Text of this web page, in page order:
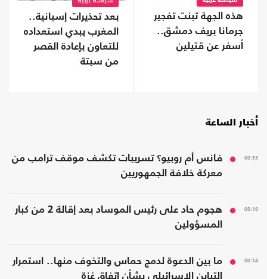
هذه الجهة تبنت تفجير
جرمانا بريف دمشق..
أسفر عن قتيلين
بعد تحذيرات إسبانية..
المغرب يبدي استعداده
للتعاون بإعادة القصر
من سبتة
أخبار الساعة
08:53
فانس أم روبيو؟ تسريبات تكشف موقف ترامب من
معركة خلافة الجمهوريين
08:16
هجوم حاد على رئيس الموساد بعد إقالة 2 من كبار
المسؤولين
08:14
ما بين الدعوة لدمج حماس والتخوف منها.. استمرار
التباين الإسرائيلي بشأن اتفاق غزة